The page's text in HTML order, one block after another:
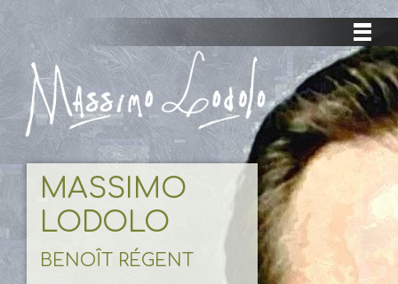
MASSIMO
LODOLO
BENOÎT RÉGENT